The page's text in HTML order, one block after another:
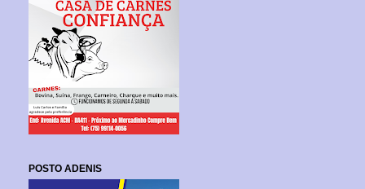
POSTO ADENIS